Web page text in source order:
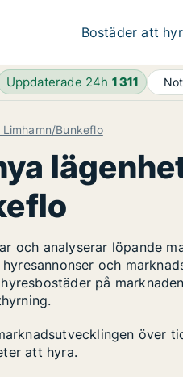
Bostäder att
Uppdaterade 24h 1 311
Bunkeflo
och analyserar löpande
och
på
över
att hyra.